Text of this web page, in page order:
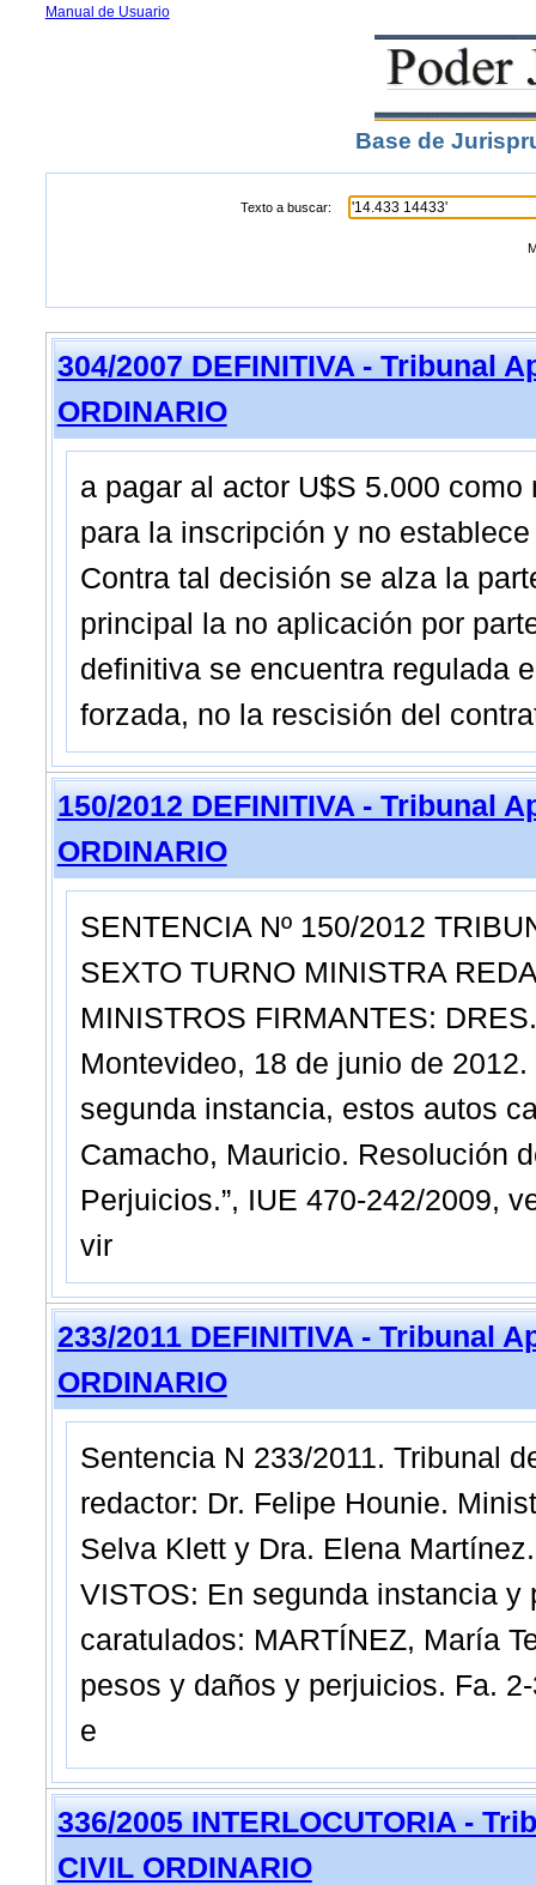
Manual de Usuario
Base de
Texto a buscar:
304/2007 DEFINITIVA - Tribunal
ORDINARIO
a pagar al actor U$S 5.000
para la inscripción y no
Contra tal decisión se alza la
principal la no aplicación por
definitiva se encuentra regulada
forzada, no la rescisión del
150/2012 DEFINITIVA - Tribunal
ORDINARIO
SENTENCIA Nº 150/2012
SEXTO TURNO MINISTRA
MINISTROS FIRMANTES:
Montevideo, 18 de junio de
segunda instancia, estos autos
Camacho, Mauricio. Resolución
Perjuicios.”, IUE 470-242/2009,
vir
233/2011 DEFINITIVA - Tribunal
ORDINARIO
Sentencia N 233/2011. Tribunal
redactor: Dr. Felipe Hounie.
Selva Klett y Dra. Elena
VISTOS: En segunda instancia
caratulados: MARTÍNEZ, María
pesos y daños y perjuicios. Fa.
e
336/2005 INTERLOCUTORIA -
CIVIL ORDINARIO